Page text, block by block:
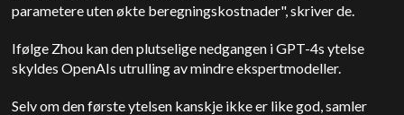
parametere uten økte beregningskostnader", skriver de.
Ifølge Zhou kan den plutselige nedgangen i GPT-4s ytelse
skyldes OpenAIs utrulling av mindre ekspertmodeller.
Selv om den første ytelsen kanskje ikke er like god, samler